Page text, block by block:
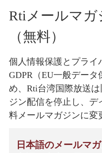
Rtiメールマガ
（無料）
個人情報保護とプライ
GDPR（EU一般デー
め、Rti台湾国際放送
ジン配信を停止し、
料メールマガジンに変
日本語のメールマ